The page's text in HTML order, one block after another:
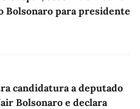
Bolsonaro para presidente
candidatura a deputado
Bolsonaro e declara